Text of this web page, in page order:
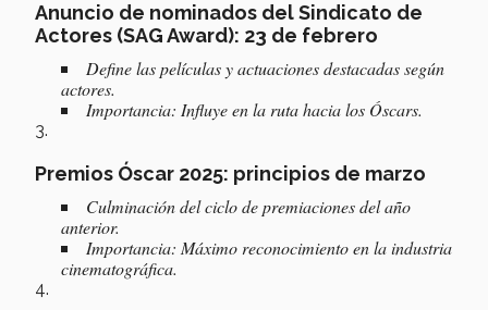
Anuncio de nominados del Sindicato de
Actores (SAG Award): 23 de febrero
Define las películas y actuaciones destacadas según
actores.
Importancia: Influye en la ruta hacia los Óscars.
Premios Óscar 2025: principios de marzo
Culminación del ciclo de premiaciones del año
anterior.
Importancia: Máximo reconocimiento en la industria
cinematográfica.